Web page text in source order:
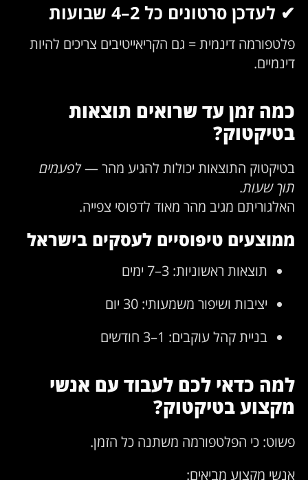
✔ לעדכן סרטונים כל 2–4 שבועות
פלטפורמה דינמית = גם הקריאייטיבים צריכים להיות
דינמיים.
כמה זמן עד שרואים תוצאות
בטיקטוק?
בטיקטוק התוצאות יכולות להגיע מהר —לפעמים
תוך שעות.
האלגוריתם מגיב מהר מאוד לדפוסי צפייה.
ממוצעים טיפוסיים לעסקים בישראל
תוצאות ראשוניות: 3–7 ימים
יציבות ושיפור משמעותי: 30 יום
בניית קהל עוקבים: 1–3 חודשים
למה כדאי לכם לעבוד עם אנשי
מקצוע בטיקטוק?
פשוט: כי הפלטפורמה משתנה כל הזמן.
אנשי מקצוע מביאים: